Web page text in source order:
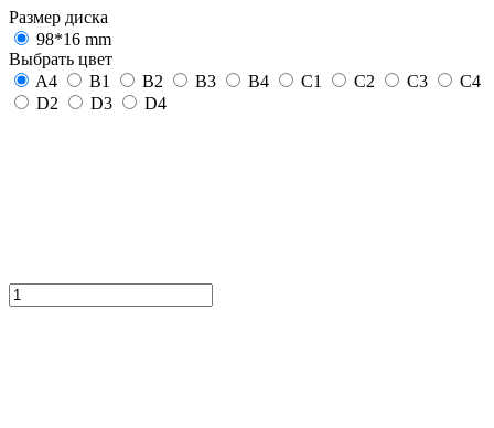
Размер диска
98*16 mm
Выбрать цвет
A4
B1 B2 B3 B4 C1 C2 C3
C4
D2
D3 D4